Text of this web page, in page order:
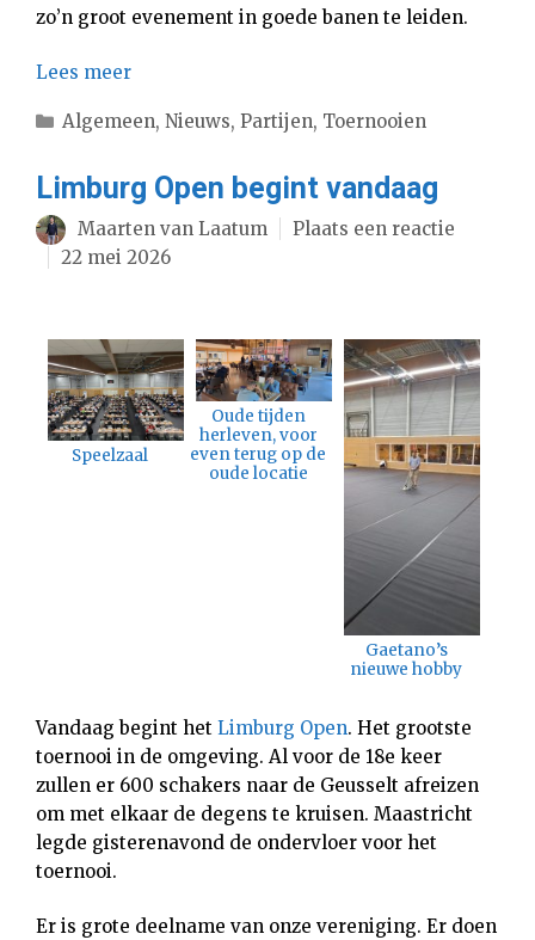
zo’n groot evenement in goede banen te leiden.
Lees meer
Categorieën
Algemeen, Nieuws, Partijen, Toernooien
Limburg Open begint vandaag
Maarten van Laatum
Plaats een reactie
22 mei 2026
Speelzaal
Oude tijden
herleven, voor
even terug op de
oude locatie
Gaetano’s
nieuwe hobby
Vandaag begint het Limburg Open. Het grootste
toernooi in de omgeving. Al voor de 18e keer
zullen er 600 schakers naar de Geusselt afreizen
om met elkaar de degens te kruisen. Maastricht
legde gisterenavond de ondervloer voor het
toernooi.
Er is grote deelname van onze vereniging. Er doen